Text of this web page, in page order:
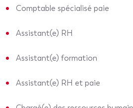
Comptable spécialisé paie
Assistant(e) RH
Assistant(e) formation
Assistant(e) RH et paie